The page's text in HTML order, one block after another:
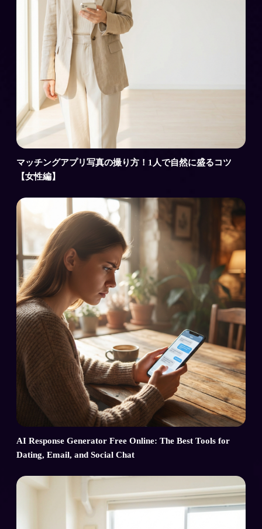
マッチングアプリ写真の撮り方！1人で自然に盛るコツ
【女性編】
AI Response Generator Free Online: The Best Tools for
Dating, Email, and Social Chat